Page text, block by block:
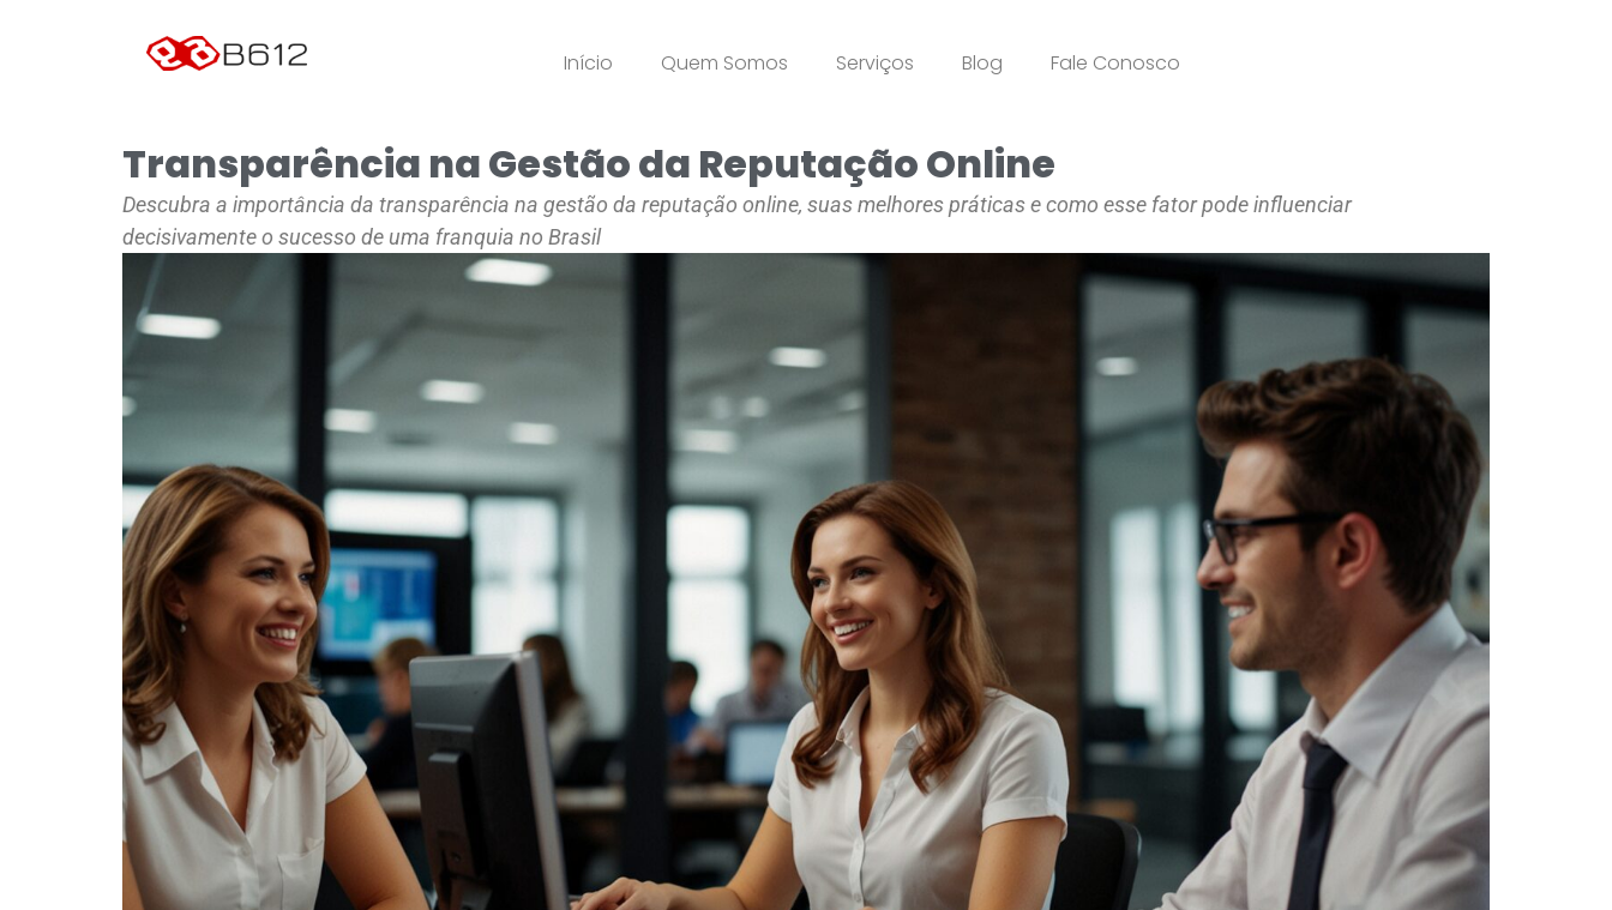
Início Quem Somos Serviços Blog Fale Conosco
Transparência na Gestão da Reputação Online
Descubra a importância da transparência na gestão da reputação online, suas melhores práticas e como esse fator pode influenciar
decisivamente o sucesso de uma franquia no Brasil